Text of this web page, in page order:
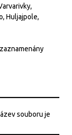
Huljajpole,